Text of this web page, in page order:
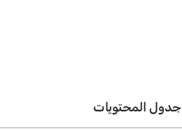
جدول المحتويات